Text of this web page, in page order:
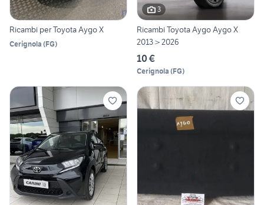
Ricambi per Toyota Aygo X
Cerignola (FG)
3
Ricambi Toyota Aygo Aygo X
2013 > 2026
10 €
Cerignola (FG)